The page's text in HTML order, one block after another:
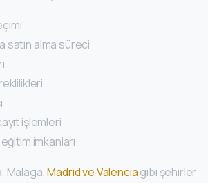
satın alma süreci
işlemleri
imkanları
Malaga,Madrid ve Valenciagibi şehirler